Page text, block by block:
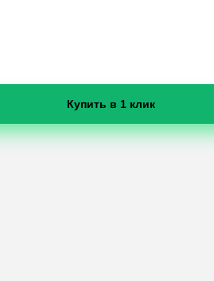
Купить в 1 клик